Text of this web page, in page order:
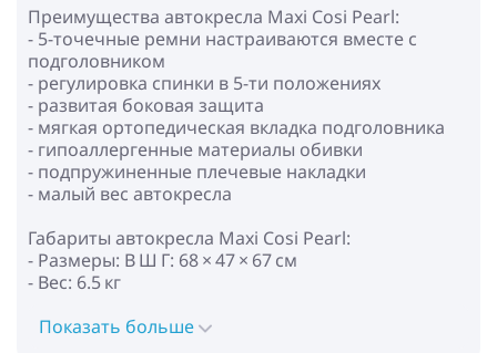
Преимущества автокресла Maxi Cosi Pearl:
- 5-точечные ремни настраиваются вместе с
подголовником
- регулировка спинки в 5-ти положениях
- развитая боковая защита
- мягкая ортопедическая вкладка подголовника
- гипоаллергенные материалы обивки
- подпружиненные плечевые накладки
- малый вес автокресла
Габариты автокресла Maxi Cosi Pearl:
- Размеры: В Ш Г: 68 × 47 × 67 см
- Вес: 6.5 кг
Установка автокресла Maxi Cosi Pearl:
Показать больше